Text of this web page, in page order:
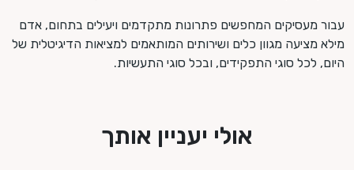
עבור מעסיקים המחפשים פתרונות מתקדמים ויעילים בתחום, אדם
מילא מציעה מגוון כלים ושירותים המותאמים למציאות הדיגיטלית של
היום, לכל סוגי התפקידים, ובכל סוגי התעשיות.
אולי יעניין אותך